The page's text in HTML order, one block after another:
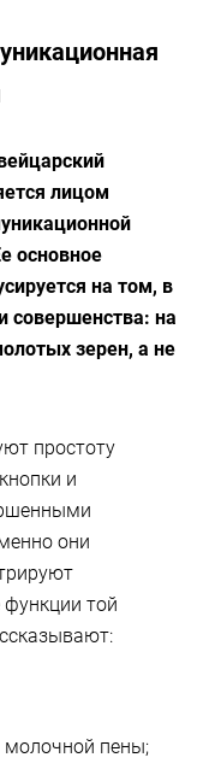
лицом
основное
на том, в
совершенства: на
зерен, а не
простоту
и
они
той
молочной пены;